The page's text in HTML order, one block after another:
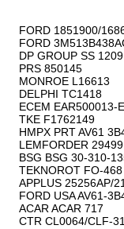
FORD 1851900/
FORD
DP GROUP SS 1209
PRS 850145
MONROE L16613
DELPHI TC1418
ECEM EAR500013-
TKE F1762149
HMPX PRT AV61
LEMFORDER
BSG BSG 30-310-
TEKNOROT FO-468
APPLUS 25256AP/
FORD USA AV61-
ACAR ACAR 717
CTR CL0064/CLF-31